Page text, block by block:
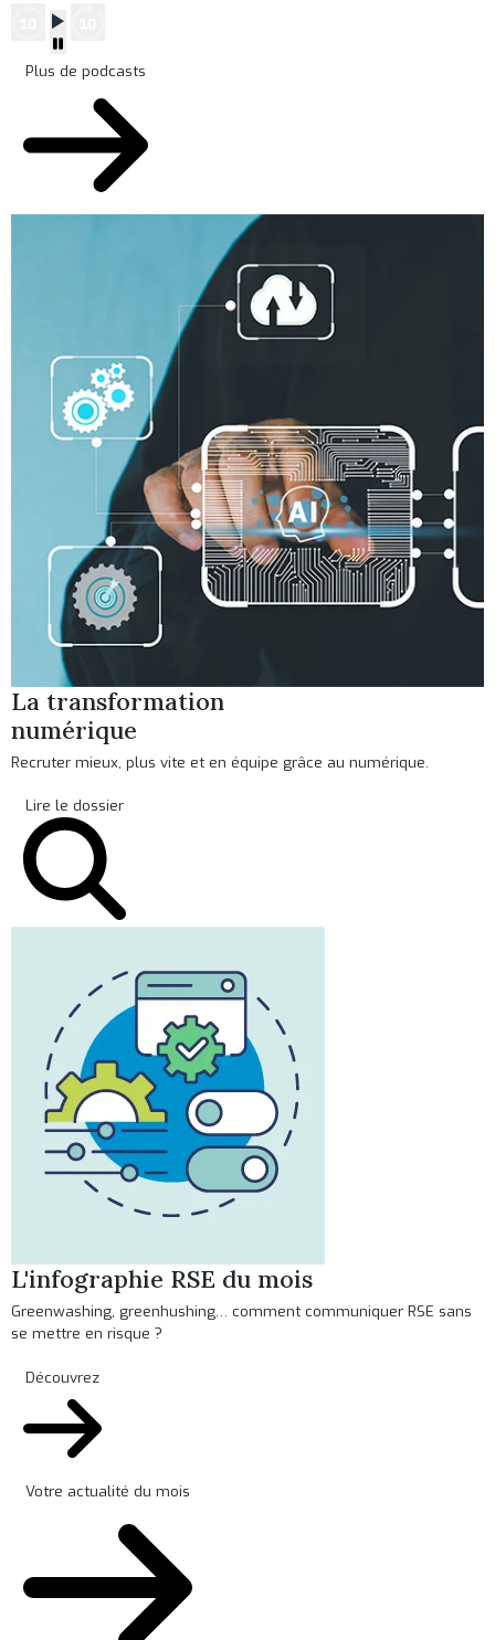
Plus de podcasts
La transformation
numérique
Recruter mieux, plus vite et en équipe grâce au numérique.
Lire le dossier
L'infographie RSE du mois
Greenwashing, greenhushing… comment communiquer RSE sans
se mettre en risque ?
Découvrez
Votre actualité du mois